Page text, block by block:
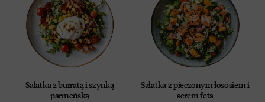
Sałatka z burratą i szynką
parmeńską
Sałatka z pieczonym łososiem i
serem feta